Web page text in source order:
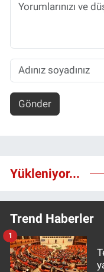
Gönder
Yükleniyor...
Trend Haberler
1